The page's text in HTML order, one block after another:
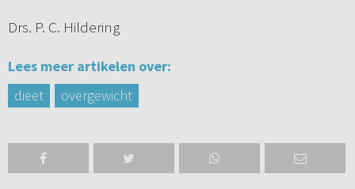
Drs. P. C. Hildering
Lees meer artikelen over:
dieet
overgewicht